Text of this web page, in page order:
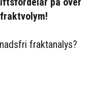
fraktanalys?